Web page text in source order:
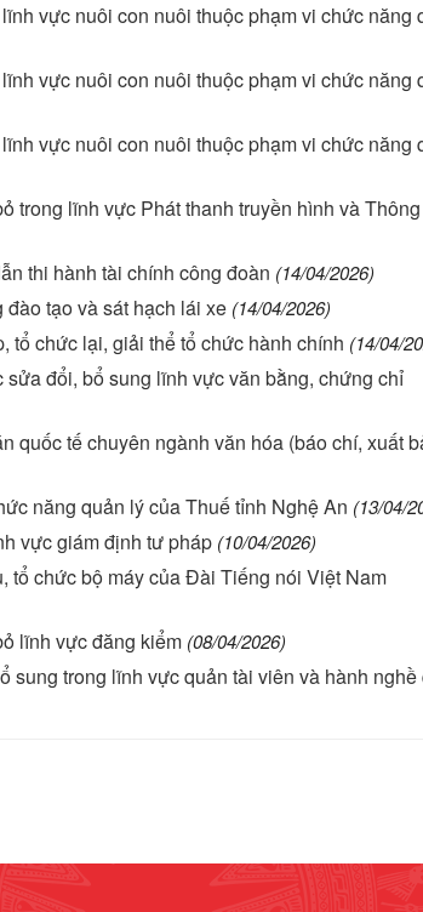
vực nuôi con nuôi thuộc phạm vi chức năng
vực nuôi con nuôi thuộc phạm vi chức năng
vực nuôi con nuôi thuộc phạm vi chức năng
trong lĩnh vực Phát thanh truyền hình và
thi hành tài chính công đoàn (14/04/2026)
tạo và sát hạch lái xe (14/04/2026)
tổ chức lại, giải thể tổ chức hành chính (14/04/
đổi, bổ sung lĩnh vực văn bằng, chứng chỉ
quốc tế chuyên ngành văn hóa (báo chí, xuất
năng quản lý của Thuế tỉnh Nghệ An (13/04/
vực giám định tư pháp (10/04/2026)
tổ chức bộ máy của Đài Tiếng nói Việt Nam
lĩnh vực đăng kiểm (08/04/2026)
sung trong lĩnh vực quản tài viên và hành nghề